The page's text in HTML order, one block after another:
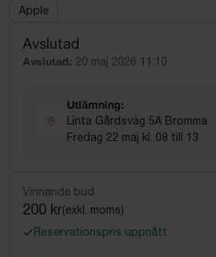
Apple
Avslutad
Avslutad: 20 maj 2026 11:10
Utlämning:
Linta Gårdsväg 5A Bromma
Fredag 22 maj kl. 08 till 13
Vinnande bud
200 kr(exkl. moms)
Reservationspris uppnått